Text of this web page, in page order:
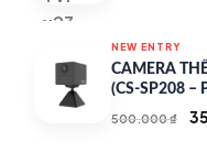
NEW ENTRY
CAMERA
(CS-SP208 –
500.000₫